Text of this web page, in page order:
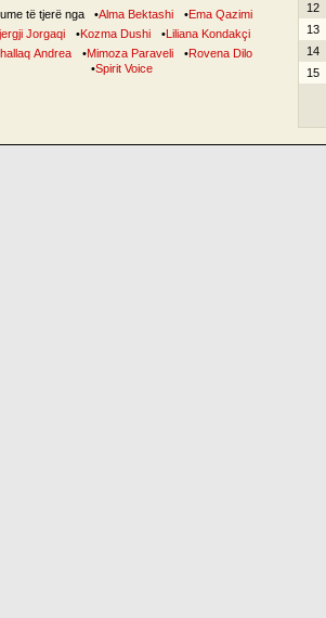
të tjerë nga •Alma Bektashi •Ema Qazimi
Jorgaqi •Kozma Dushi •Liliana Kondakçi
Andrea •Mimoza Paraveli •Rovena Dilo
•Spirit Voice
12
13
14
15